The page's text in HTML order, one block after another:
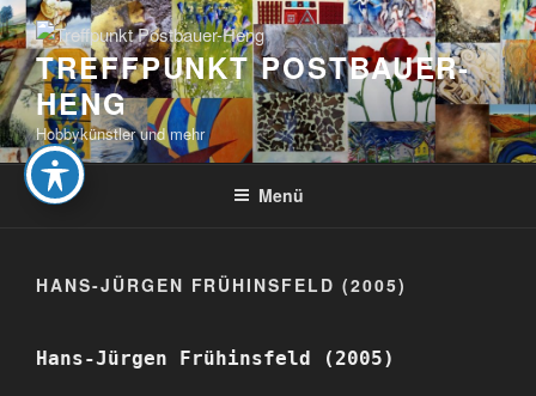
Zum
Inhalt
springenTREFFPUNKT POSTBAUER-
HENG
Hobbykünstler und mehr
Menü
HANS-JÜRGEN FRÜHINSFELD (2005)
Hans-Jürgen Frühinsfeld (2005)